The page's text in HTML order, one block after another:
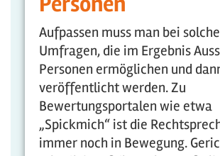
Aufpassen muss man bei
Umfragen, die im Ergebnis
Personen ermöglichen und
veröffentlicht werden. Zu
Bewertungsportalen wie etwa
„Spickmich“ ist die
immer noch in Bewegung.